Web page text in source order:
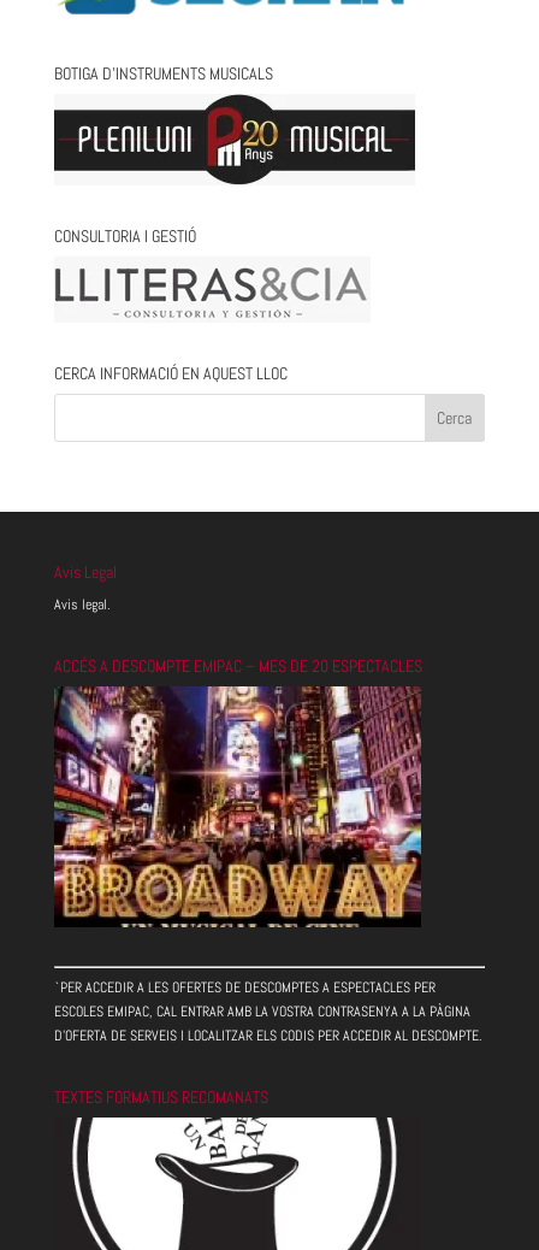
BOTIGA D’INSTRUMENTS MUSICALS
CONSULTORIA I GESTIÓ
CERCA INFORMACIÓ EN AQUEST LLOC
Avis Legal
Avis legal.
ACCÉS A DESCOMPTE EMIPAC – MES DE 20 ESPECTACLES
`PER ACCEDIR A LES OFERTES DE DESCOMPTES A ESPECTACLES PER
ESCOLES EMIPAC, CAL ENTRAR AMB LA VOSTRA CONTRASENYA A LA PÀGINA
D'OFERTA DE SERVEIS I LOCALITZAR ELS CODIS PER ACCEDIR AL DESCOMPTE.
TEXTES FORMATIUS RECOMANATS